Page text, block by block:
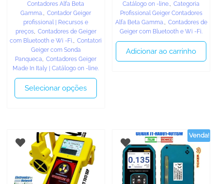
Contadores Alfa Beta
Gamma., Contador Geiger
profissional | Recursos e
preços, Contadores de Geiger
com Bluetooth e Wi -Fi., Contatori
Geiger com Sonda
Panqueca, Contadores Geiger
Made In Italy | Catálogo on -line.
Selecionar opções
Catálogo on -line., Categoria
Profissional Geiger Contadores
Alfa Beta Gamma., Contadores de
Geiger com Bluetooth e Wi -Fi.
Adicionar ao carrinho
Venda!